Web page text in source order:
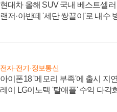
현대차 올해 SUV 국내 베스트셀
랜저·아반떼 '세단 쌍끌이'로 내수
전자·전기·정보통신
아이폰18 '메모리 부족'에 출시 지
레이 LG이노텍 '탈애플' 수익 다각